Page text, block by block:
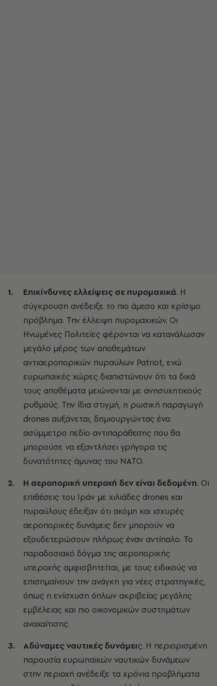
Επικίνδυνες ελλείψεις σε πυρομαχικά. Η
σύγκρουση ανέδειξε το πιο άμεσο και κρίσιμο
πρόβλημα. Την έλλειψη πυρομαχικών. Οι
Ηνωμένες Πολιτείες φέρονται να κατανάλωσαν
μεγάλο μέρος των αποθεμάτων
αντιαεροπορικών πυραύλων Patriot, ενώ
ευρωπαϊκές χώρες διαπιστώνουν ότι τα δικά
τους αποθέματα μειώνονται με ανησυχητικούς
ρυθμούς. Την ίδια στιγμή, η ρωσική παραγωγή
drones αυξάνεται, δημιουργώντας ένα
ασύμμετρο πεδίο αντιπαράθεσης που θα
μπορούσε να εξαντλήσει γρήγορα τις
δυνατότητες άμυνας του ΝΑΤΟ.
Η αεροπορική υπεροχή δεν είναι δεδομένη. Οι
επιθέσεις του Ιράν με χιλιάδες drones και
πυραύλους έδειξαν ότι ακόμη και ισχυρές
αεροπορικές δυνάμεις δεν μπορούν να
εξουδετερώσουν πλήρως έναν αντίπαλο. Το
παραδοσιακό δόγμα της αεροπορικής
υπεροχής αμφισβητείται, με τους ειδικούς να
επισημαίνουν την ανάγκη για νέες στρατηγικές,
όπως η ενίσχυση όπλων ακριβείας μεγάλης
εμβέλειας και πιο οικονομικών συστημάτων
αναχαίτισης.
Αδύναμες ναυτικές δυνάμεις. Η περιορισμένη
παρουσία ευρωπαϊκών ναυτικών δυνάμεων
στην περιοχή ανέδειξε τα χρόνια προβλήματα